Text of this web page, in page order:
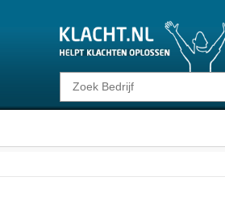
Klacht melden
Consumentenrecht